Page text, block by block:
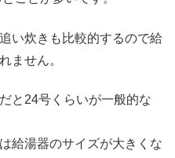
い炊きも比較的するので給
ません。
と24号くらいが一般的な
給湯器のサイズが大きくな